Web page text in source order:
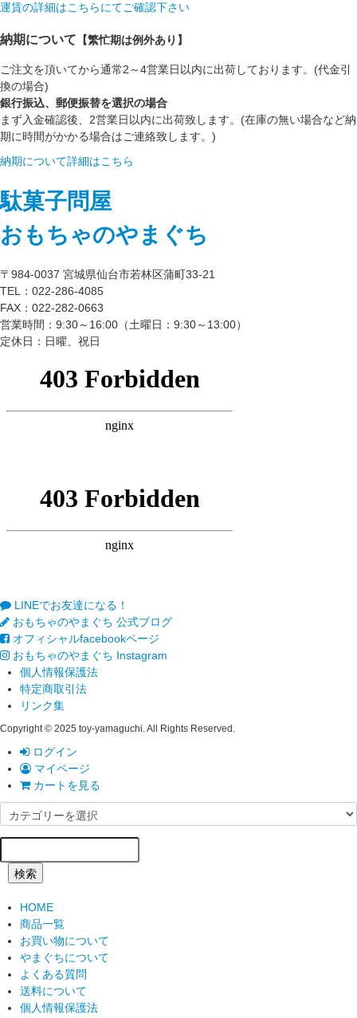
運賃の詳細はこちらにてご確認下さい
納期について 【繁忙期は例外あり】
ご注文を頂いてから通常2～4営業日以内に出荷しております。(代金引
換の場合)
銀行振込、郵便振替を選択の場合
まず入金確認後、2営業日以内に出荷致します。(在庫の無い場合など納
期に時間がかかる場合はご連絡致します。)
納期について詳細はこちら
駄菓子問屋
おもちゃのやまぐち
〒984-0037 宮城県仙台市若林区蒲町33-21
TEL：022-286-4085
FAX：022-282-0663
営業時間：9:30～16:00（土曜日：9:30～13:00）
定休日：日曜、祝日
LINEでお友達になる！
おもちゃのやまぐち 公式ブログ
オフィシャルfacebookページ
おもちゃのやまぐち Instagram
個人情報保護法
特定商取引法
リンク集
Copyright © 2025 toy-yamaguchi. All Rights Reserved.
ログイン
マイページ
カートを見る
検索
HOME
商品一覧
お買い物について
やまぐちについて
よくある質問
送料について
個人情報保護法